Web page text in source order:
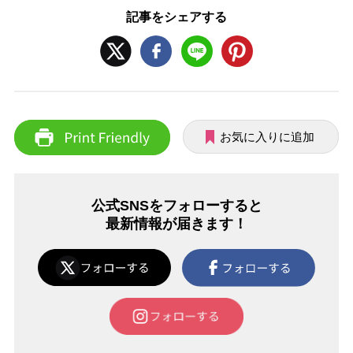
記事をシェアする
お気に入りに追加
公式SNSをフォローすると
最新情報が届きます！